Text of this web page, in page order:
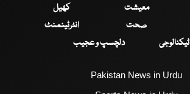
معیشت
کھیل
صحت
انٹرٹینمنٹ
ٹیکنالوجی
دلچسپ و عجیب
Pakistan News in Urdu